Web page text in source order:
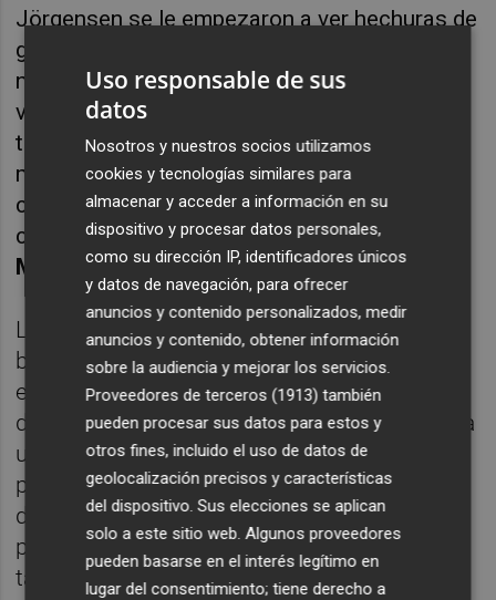
Jörgensen se le empezaron a ver hechuras de
gran portero, por lo que el Submarino decidió
no reforzar esa posición en el mercado
veraniego. Así, Jörgensen comenzó la
temporada 2023/2024 como titular de la
mano deQuique Setién, que le dio toda su
confianza, y siguió siendo indiscutible tanto
con
Pachetacomo posteriormente con
Marcelino.
Lo cierto es que la temporada de Jörgensen
bajo palos no fue para nada sencilla, ya que
el Villarreal presentó el peor nivel defensivo
de los últimos años y en cada partido recibía
una enorme cantidad de llegadas con
peligro. Esto provocó que el guardameta
danés terminara el curso como tercer
portero más goleado de la Liga con 63
tantos recibidos en 36 jornadas.
Uso responsable de sus
datos
Nosotros y nuestros socios utilizamos
cookies y tecnologías similares para
almacenar y acceder a información en su
dispositivo y procesar datos personales,
como su dirección IP, identificadores únicos
y datos de navegación, para ofrecer
anuncios y contenido personalizados, medir
anuncios y contenido, obtener información
sobre la audiencia y mejorar los servicios.
Proveedores de terceros (1913) también
pueden procesar sus datos para estos y
otros fines, incluido el uso de datos de
geolocalización precisos y características
del dispositivo. Sus elecciones se aplican
solo a este sitio web. Algunos proveedores
pueden basarse en el interés legítimo en
lugar del consentimiento; tiene derecho a